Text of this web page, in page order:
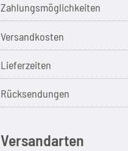
Zahlungsmöglichkeiten
Versandkosten
Lieferzeiten
Rücksendungen
Versandarten